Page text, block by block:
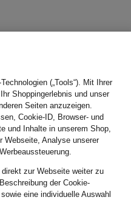
(„Tools“). Mit Ihrer
Shoppingerlebnis und unser
Seiten anzuzeigen.
Cookie-ID, Browser- und
und Inhalte in unserem Shop,
Webseite, Analyse unserer
zur Webseite weiter zu
der Cookie-
eine individuelle Auswahl